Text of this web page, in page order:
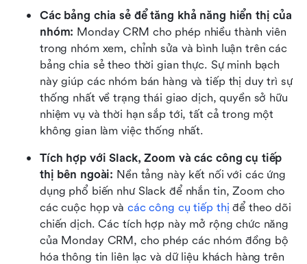
Các bảng chia sẻ để tăng khả năng hiển thị của
nhóm: Monday CRM cho phép nhiều thành viên
trong nhóm xem, chỉnh sửa và bình luận trên các
bảng chia sẻ theo thời gian thực. Sự minh bạch
này giúp các nhóm bán hàng và tiếp thị duy trì sự
thống nhất về trạng thái giao dịch, quyền sở hữu
nhiệm vụ và thời hạn sắp tới, tất cả trong một
không gian làm việc thống nhất.
Tích hợp với Slack, Zoom và các công cụ tiếp
thị bên ngoài: Nền tảng này kết nối với các ứng
dụng phổ biến như Slack để nhắn tin, Zoom cho
các cuộc họp và các công cụ tiếp thị để theo dõi
chiến dịch. Các tích hợp này mở rộng chức năng
của Monday CRM, cho phép các nhóm đồng bộ
hóa thông tin liên lạc và dữ liệu khách hàng trên